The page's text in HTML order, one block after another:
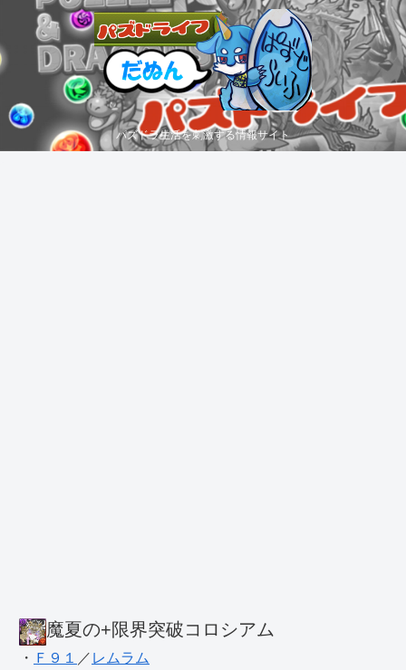
パズドラ生活を刺激する情報サイト
魔夏の+限界突破コロシアム
・ Ｆ９１ ／ レムラム